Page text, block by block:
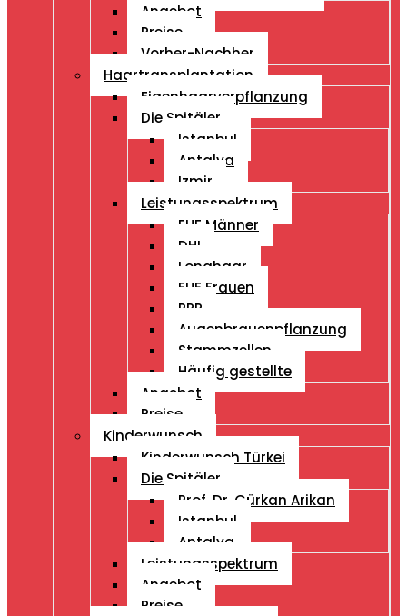
Angebot
Preise
Vorher-Nachher
Haartransplantation
Eigenhaarverpflanzung
Die Spitäler
Istanbul
Antalya
Izmir
Leistungsspektrum
FUE Männer
DHI
Longhaar
FUE Frauen
PRP
Augenbrauenpflanzung
Stammzellen
Häufig gestellte
Angebot
Preise
Kinderwunsch
Kinderwunsch Türkei
Die Spitäler
Prof. Dr. Gürkan Arikan
Istanbul
Antalya
Leistungsspektrum
Angebot
Preise